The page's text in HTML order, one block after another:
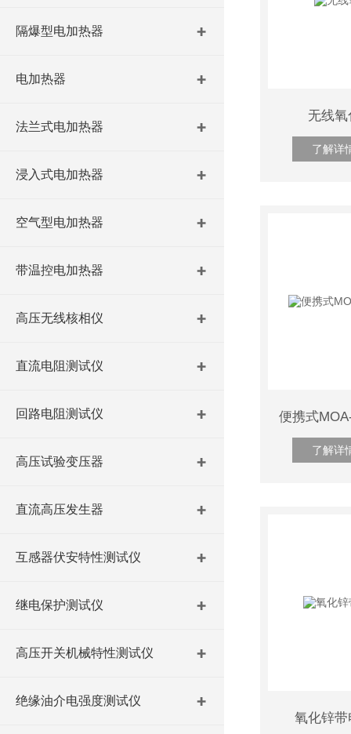
隔爆型电加热器
电加热器
法兰式电加热器
浸入式电加热器
空气型电加热器
带温控电加热器
高压无线核相仪
直流电阻测试仪
回路电阻测试仪
高压试验变压器
直流高压发生器
互感器伏安特性测试仪
继电保护测试仪
高压开关机械特性测试仪
绝缘油介电强度测试仪
无线
了解详
了解详
氧化锌